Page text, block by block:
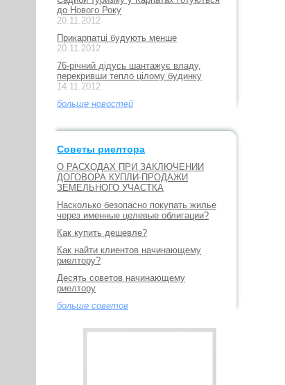
до Нового Року
20.11.2012
Прикарпатці будують менше
20.11.2012
76-річний дідусь шантажує владу,
перекривши тепло цілому будинку
14.11.2012
больше новостей
Советы риелтора
О РАСХОДАХ ПРИ ЗАКЛЮЧЕНИИ
ДОГОВОРА КУПЛИ-ПРОДАЖИ
ЗЕМЕЛЬНОГО УЧАСТКА
Насколько безопасно покупать жилье
через именные целевые облигации?
Как купить дешевле?
Как найти клиентов начинающему
риелтору?
Десять советов начинающему
риелтору
больше советов